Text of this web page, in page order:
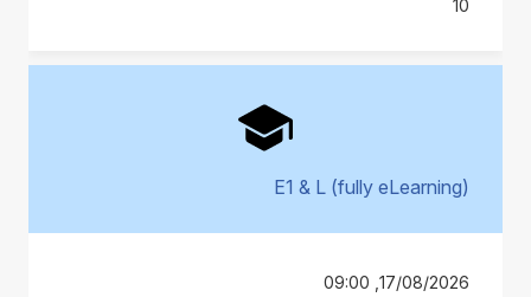
E1 & L (fully eLearning)
17/08/2026, 09:00